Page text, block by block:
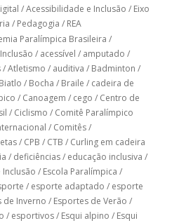
/Acessibilidade e Inclusão / Eixo
/ Pedagogia / REA
Paralímpica Brasileira /
/ acessível / amputado /
/Atletismo / auditiva / Badminton /
Biatlo / Bocha / Braile / cadeira de
/ Canoagem / cego / Centro de
/ Ciclismo / Comitê Paralímpico
/ Comitês/
/ CPB / CTB / Curling em cadeira
/ deficiências/ educação inclusiva /
Inclusão / Escola Paralímpica /
/ esporte adaptado / esporte
de Inverno / Esportes de Verão /
/ esportivos/ Esqui alpino / Esqui